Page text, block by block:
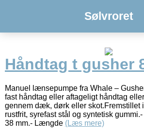
Sølvroret
Håndtag t gusher
Manuel lænsepumpe fra Whale –
fast håndtag eller aftageligt håndtag
gennem dæk, dørk eller skot.Fremstillet
rustfrit, syrefast stål og syntetisk
38 mm.- Længde (Læs mere)